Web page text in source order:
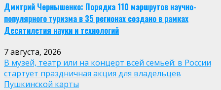
Дмитрий Чернышенко: Порядка 110 маршрутов научно-
популярного туризма в 35 регионах создано в рамках
Десятилетия науки и технологий
7 августа, 2026
В музей, театр или на концерт всей семьей: в России
стартует праздничная акция для владельцев
Пушкинской карты